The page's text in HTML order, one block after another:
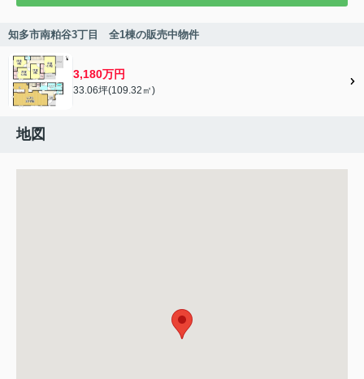
知多市南粕谷3丁目 全1棟の販売中物件
3,180万円
33.06坪(109.32㎡)
地図